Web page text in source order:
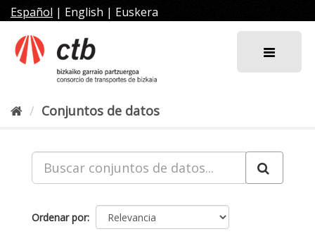
al
contenido
Español | English | Euskera
Conjuntos de datos
Ordenar por